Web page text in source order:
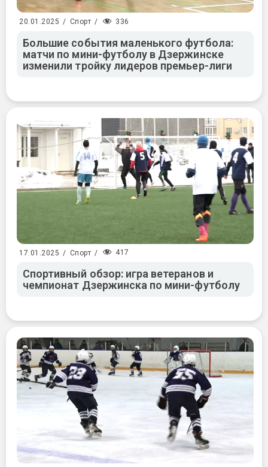
20.01.2025 / Спорт / 336
Большие события маленького футбола:
матчи по мини-футболу в Дзержинске
изменили тройку лидеров премьер-лиги
17.01.2025 / Спорт / 417
Спортивный обзор: игра ветеранов и
чемпионат Дзержинска по мини-футболу